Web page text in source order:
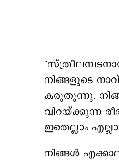
നിങ്ങളുടെ
കരുതുന്നു.
വിറയ്ക്കുന്ന
ഇതെല്ലാം
നിങ്ങൾ